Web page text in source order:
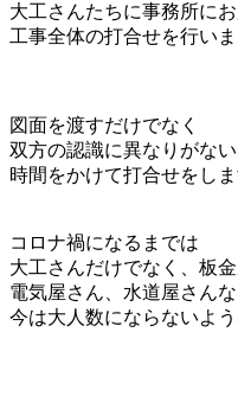
大工さんたちに事務所に
工事全体の打合せを行いま
図面を渡すだけでなく
双方の認識に異なりがな
時間をかけて打合せをしま
コロナ禍になるまでは
大工さんだけでなく、板
電気屋さん、水道屋さん
今は大人数にならないよ